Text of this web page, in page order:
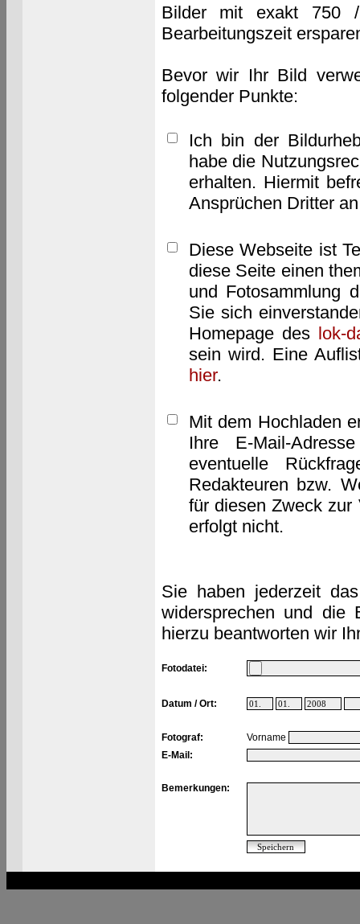
Bilder mit exakt 750
Bearbeitungszeit
Bevor wir Ihr Bild
folgender Punkte:
Ich bin der
habe die
erhalten. Hiermit
Ansprüchen Dritter
Diese Webseite ist
diese Seite einen
und Fotosammlung
Sie sich
Homepage des lok-
sein wird. Eine
hier.
Mit dem Hochladen
Ihre E-Mail-
eventuelle
Redakteuren bzw.
für diesen Zweck zur
erfolgt nicht.
Sie haben jederzeit
widersprechen und die
hierzu beantworten wir
Fotodatei:
Datum / Ort:
Fotograf:
Vorname
E-Mail:
Bemerkungen: